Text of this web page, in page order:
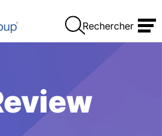
Rechercher